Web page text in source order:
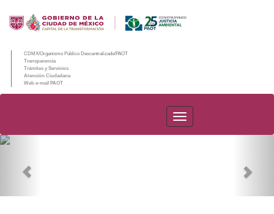
CDMX/Organismo Público Descentralizado/PAOT
Transparencia
Trámites y Servicios
Atención Ciudadana
Web e-mail PAOT
PAOT